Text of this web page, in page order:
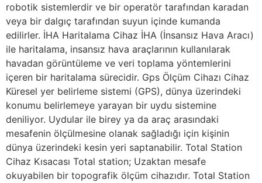
robotik sistemlerdir ve bir operatör tarafından karadan
veya bir dalgıç tarafından suyun içinde kumanda
edilirler. İHA Haritalama Cihaz İHA (İnsansız Hava Aracı)
ile haritalama, insansız hava araçlarının kullanılarak
havadan görüntüleme ve veri toplama yöntemlerini
içeren bir haritalama sürecidir. Gps Ölçüm Cihazı Cihaz
Küresel yer belirleme sistemi (GPS), dünya üzerindeki
konumu belirlemeye yarayan bir uydu sistemine
deniliyor. Uydular ile birey ya da araç arasındaki
mesafenin ölçülmesine olanak sağladığı için kişinin
dünya üzerindeki kesin yeri saptanabilir. Total Station
Cihaz Kısacası Total station; Uzaktan mesafe
okuyabilen bir topografik ölçüm cihazıdır. Total Station